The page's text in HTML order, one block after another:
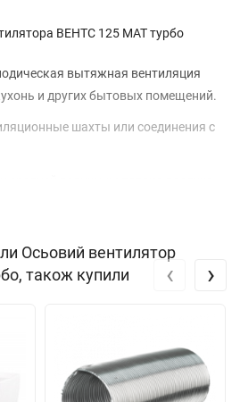
ВЕНТС 125 МАТ турбо
вытяжная вентиляция
и других бытовых помещений.
шахты или соединения с
100, 125 и 150 мм.
эстетический внешний вид.
выполнены из высококачественного
Осьовий вентилятор
також купили
‹ ›